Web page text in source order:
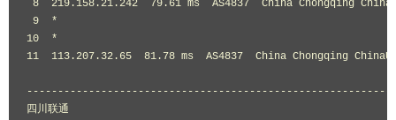
8
219.158 . 21.242 79.61 ms  AS4837 China Chongqing
9
*
10
*
11
113.207 . 32.65 81.78 ms  AS4837 China Chongqing
四川联通